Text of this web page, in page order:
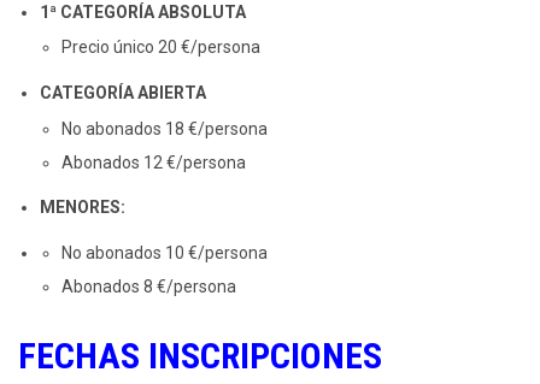
1ª CATEGORÍA ABSOLUTA
Precio único 20 €/persona
CATEGORÍA ABIERTA
No abonados 18 €/persona
Abonados 12 €/persona
MENORES:
No abonados 10 €/persona
Abonados 8 €/persona
FECHAS INSCRIPCIONES